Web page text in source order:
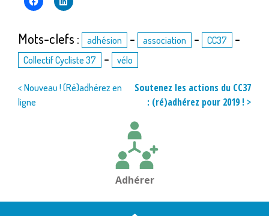
Mots-clefs : adhésion - association - CC37 -
Collectif Cycliste 37 - vélo
Navigation
de
< Nouveau ! (Ré)adhérez en
ligne
Soutenez les actions du CC37
: (ré)adhérez pour 2019 ! >
Adhérer